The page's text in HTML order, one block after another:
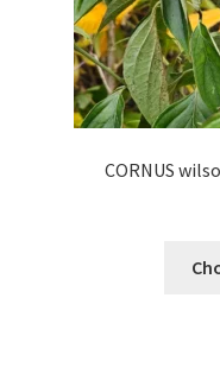
CORNUS